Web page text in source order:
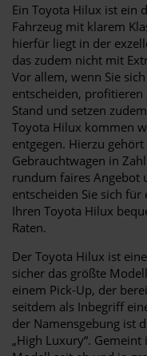
Ein Toyota Hilux ist ein
Fahrzeug mit klarem
hierfür liegt in der
das zudem nicht mit
Vor allem, wenn Sie
entscheiden, profitieren
Stand und setzen
Toyota Hilux kommen
entgegen. Hierzu
Gebrauchtwagen in
rundum faires Angebot
entscheiden Sie sich
Ihren Toyota Hilux
Raten.
Der Toyota Hilux ist
sicher das größte
einem Pick-Up, der
seitdem als Inbegriff
der Namensgebung ist
„High Luxury“.